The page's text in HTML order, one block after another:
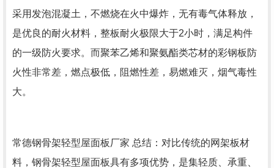
采用发泡混凝土，不燃烧在火中爆炸，无有毒气体释放，
是优良的耐火材料，整板耐火极限大于2小时，满足构件
的一级防火要求。而聚苯乙烯和聚氨酯类芯材的彩钢板防
火性非常差，燃点极低，阻燃性差，易燃难灭，烟气毒性
大。
常德钢骨架轻型屋面板厂家 总结：对比传统的网架板材
料，钢骨架轻型屋面板具有多项优势，是集轻质、承重、